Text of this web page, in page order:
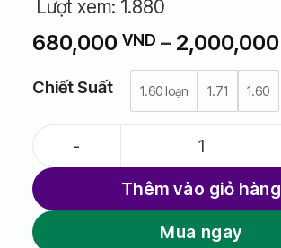
Lượt xem: 1.880
680,000 VND – 2,000,000
Chiết Suất 1.60 loạn 1.71 1.60
Thêm vào giỏ hàng
Mua ngay